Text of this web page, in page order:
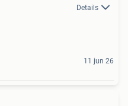
Details
11 jun 26